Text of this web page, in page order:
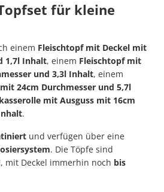
für kleine
einem Fleischtopf mit Deckel mit
1,7l Inhalt, einem Fleischtopf mit
und 3,3l Inhalt, einem
24cm Durchmesser und 5,7l
mit Ausguss mit 16cm
.
und verfügen über eine
. Die Töpfe sind
, mit Deckel immerhin noch bis